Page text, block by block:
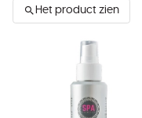
Het product zien